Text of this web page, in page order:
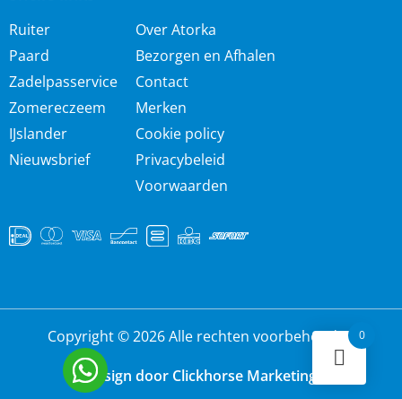
Ruiter
Paard
Zadelpasservice
Zomereczeem
IJslander
Nieuwsbrief
Over Atorka
Bezorgen en Afhalen
Contact
Merken
Cookie policy
Privacybeleid
Voorwaarden
Copyright © 2026 Alle rechten voorbehouden
Design door Clickhorse Marketing
0